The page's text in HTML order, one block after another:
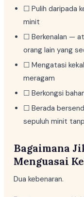
☐ Pulih daripada
minit
☐ Berkenalan —
orang lain yang
☐ Mengatasi
meragam
☐ Berkongsi
☐ Berada
sepuluh minit
Bagaimana
Menguasai
Dua kebenaran.